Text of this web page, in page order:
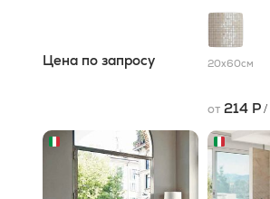
Цена по запросу 20x60см
от 214 Р/